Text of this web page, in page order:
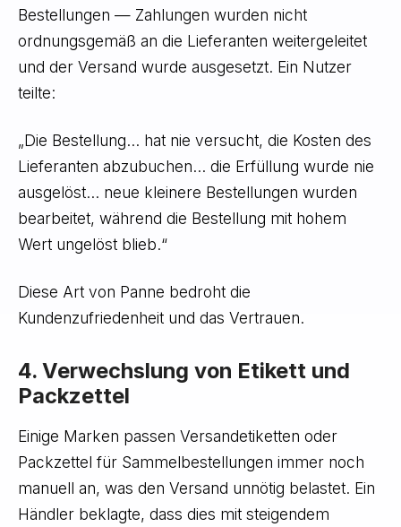
Bestellungen — Zahlungen wurden nicht
ordnungsgemäß an die Lieferanten weitergeleitet
und der Versand wurde ausgesetzt. Ein Nutzer
teilte:
„Die Bestellung... hat nie versucht, die Kosten des
Lieferanten abzubuchen... die Erfüllung wurde nie
ausgelöst... neue kleinere Bestellungen wurden
bearbeitet, während die Bestellung mit hohem
Wert ungelöst blieb.“
Diese Art von Panne bedroht die
Kundenzufriedenheit und das Vertrauen.
4. Verwechslung von Etikett und
Packzettel
Einige Marken passen Versandetiketten oder
Packzettel für Sammelbestellungen immer noch
manuell an, was den Versand unnötig belastet. Ein
Händler beklagte, dass dies mit steigendem